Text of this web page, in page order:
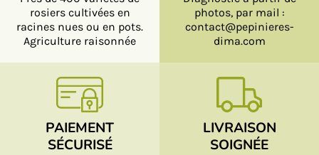
rosiers cultivées en
racines nues ou en pots.
Agriculture raisonnée
photos, par mail :
contact@pepinieres-
dima.com
PAIEMENT
SÉCURISÉ
LIVRAISON
SOIGNÉE